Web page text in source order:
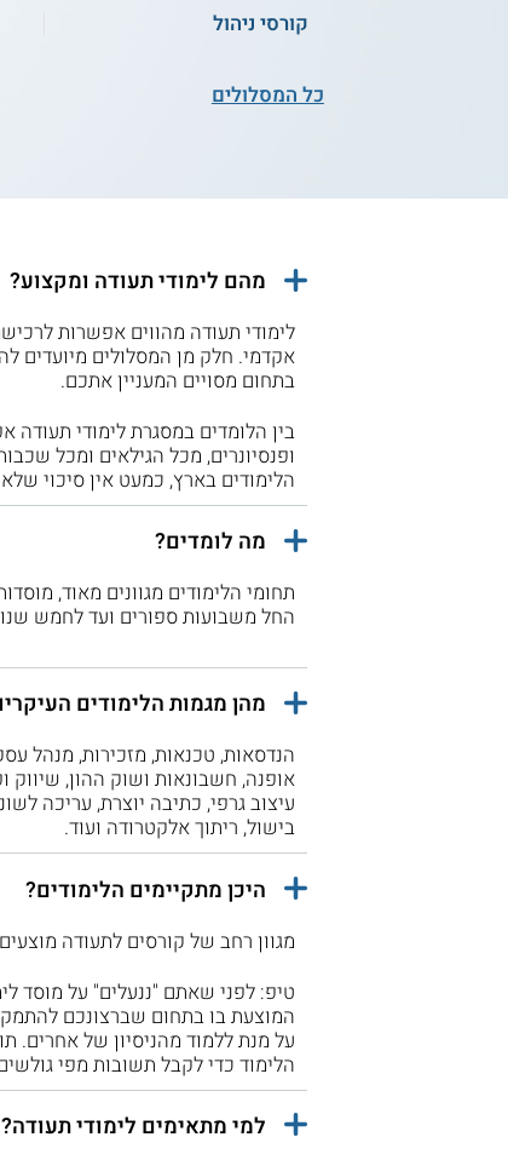
קורסי ניהול
כל המסלולים
מהם לימודי תעודה ומקצוע?
לימודי תעודה מהווים אפשרות
אקדמי. חלק מן המסלולים מיועדים
בתחום מסויים המעניין אתכם.
בין הלומדים במסגרת לימודי תעודה
ופנסיונרים, מכל הגילאים ומכל
הלימודים בארץ, כמעט אין סיכוי
מה לומדים?
תחומי הלימודים מגוונים מאוד,
החל משבועות ספורים ועד לחמש
מהן מגמות הלימודים
הנדסאות, טכנאות, מזכירות, מנהל
אופנה, חשבונאות ושוק ההון, שיווק
עיצוב גרפי, כתיבה יוצרת, עריכה
בישול, ריתוך אלקטרודה ועוד.
היכן מתקיימים הלימודים?
מגוון רחב של קורסים לתעודה
טיפ: לפני שאתם "ננעלים" על מוסד
המוצעת בו בתחום שברצונכם
על מנת ללמוד מהניסיון של אחרים.
הלימוד כדי לקבל תשובות מפי
למי מתאימים לימודי תעודה?